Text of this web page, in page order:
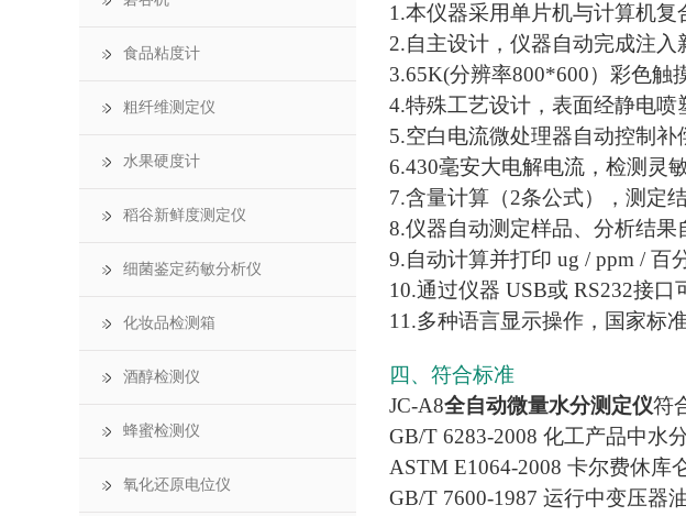
1.本仪器采用单片机与计算机复
2.自主设计，仪器自动完成注入
3.65K(分辨率800*600）彩色触
4.特殊工艺设计，表面经静电喷
5.空白电流微处理器自动控制补
6.430毫安大电解电流，检测灵
7.含量计算（2条公式），测定
8.仪器自动测定样品、分析结果
9.自动计算并打印 ug / ppm / 百
10.通过仪器 USB或 RS232接
11.多种语言显示操作，国家标
四、符合标准
JC-A8全自动微量水分测定仪符
GB/T 6283-2008 化工产品中水
ASTM E1064-2008 卡尔费休库
GB/T 7600-1987 运行中变压器
食品粘度计
粗纤维测定仪
水果硬度计
稻谷新鲜度测定仪
细菌鉴定药敏分析仪
化妆品检测箱
酒醇检测仪
蜂蜜检测仪
氧化还原电位仪